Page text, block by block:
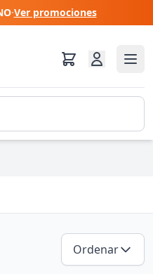
·Ver promociones
Ordenar